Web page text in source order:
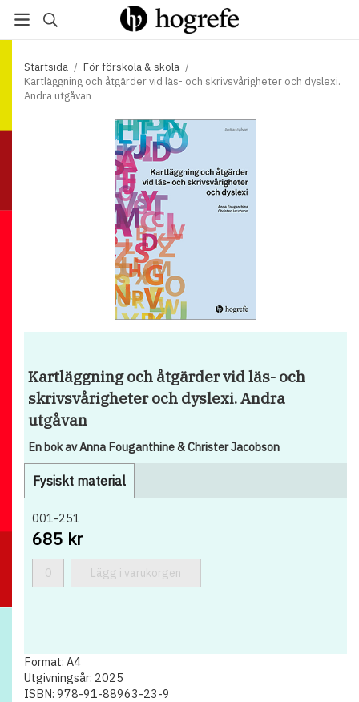
Startsida / För förskola & skola /
Kartläggning och åtgärder vid läs- och skrivsvårigheter och dyslexi.
Andra utgåvan
Kartläggning och åtgärder vid läs- och
skrivsvårigheter och dyslexi. Andra
utgåvan
En bok av Anna Fouganthine & Christer Jacobson
Fysiskt material
001-251
685 kr
Lägg i varukorgen
Format: A4
Utgivningsår: 2025
ISBN: 978-91-88963-23-9